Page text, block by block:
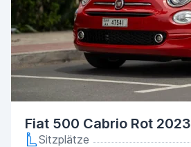
Fiat 500 Cabrio Rot 2023
Sitzplätze